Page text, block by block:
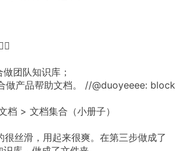
团队知识库；
做产品帮助文档。 //@duoyeeee: block
档 > 文档集合（小册子）
很丝滑，用起来很爽。在第三步做成了